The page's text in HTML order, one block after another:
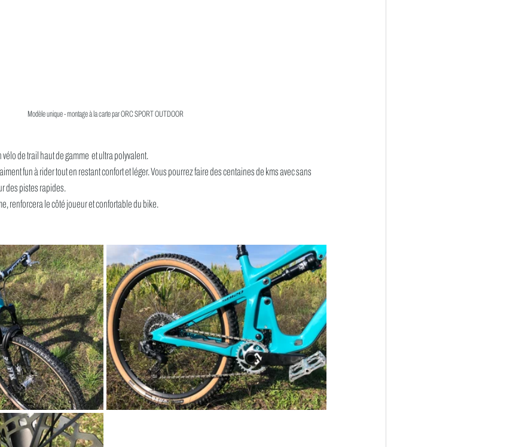
Modèle unique - montage à la carte par ORC SPORT OUTDOOR
de trail haut de gamme  et ultra polyvalent.
fun à rider tout en restant confort et léger. Vous pourrez faire des centaines de kms avec sans
des pistes rapides.
renforcera le côté joueur et confortable du bike.